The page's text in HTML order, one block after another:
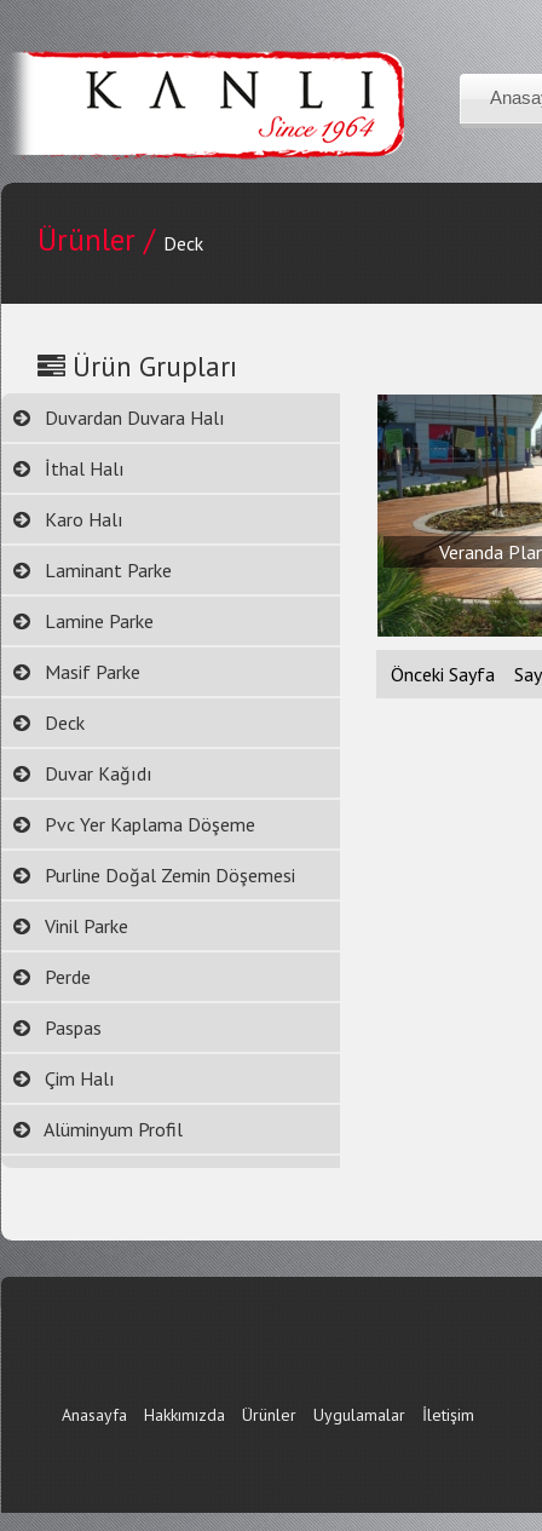
Ürünler / Deck
Ürün Grupları
Duvardan Duvara Halı
İthal Halı
Karo Halı
Laminant Parke
Lamine Parke
Masif Parke
Deck
Duvar Kağıdı
Pvc Yer Kaplama Döşeme
Purline Doğal Zemin Döşemesi
Vinil Parke
Perde
Paspas
Çim Halı
Alüminyum Profil
Veranda
Önceki Sayfa
Anasayfa Hakkımızda Ürünler Uygulamalar İletişim